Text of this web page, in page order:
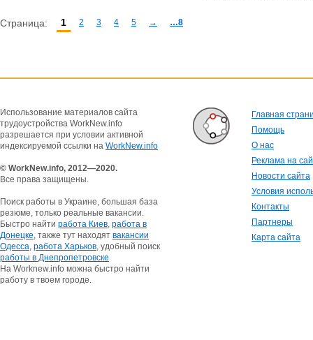
Страница: 1 2 3 4 5 → …8
Использование материалов сайта
трудоустройства WorkNew.info
разрешается при условии активной
индексируемой ссылки на WorkNew.info
© WorkNew.info, 2012—2020.
Все права защищены.
Поиск работы в Украине, большая база
резюме, только реальные вакансии.
Быстро найти работа Киев, работа в
Донецке, также тут находят вакансии
Одесса, работа Харьков, удобный поиск
работы в Днепропетровске
На Worknew.info можна быстро найти
работу в твоем городе.
Главная
Помощь
О нас
Реклама на
Новости сайта
Условия
Контакты
Партнеры
Карта сайта